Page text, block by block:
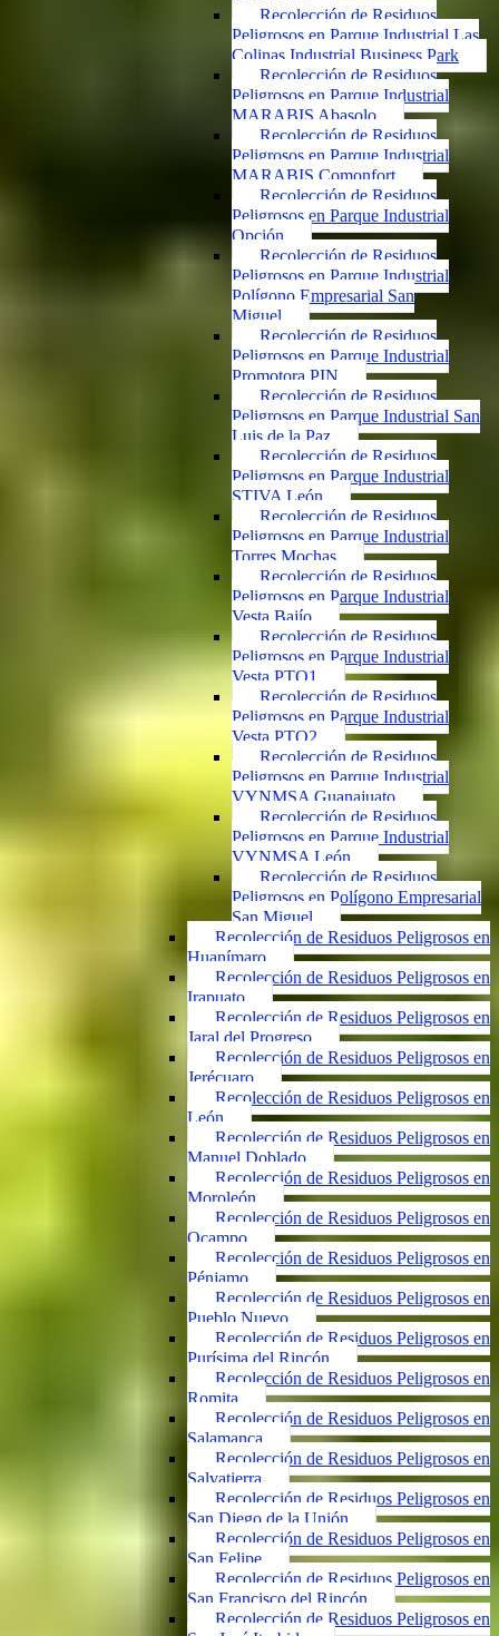
Recolección de Residuos
Peligrosos en Parque Industrial Las
Colinas Industrial Business Park
Recolección de Residuos
Peligrosos en Parque Industrial
MARABIS Abasolo
Recolección de Residuos
Peligrosos en Parque Industrial
MARABIS Comonfort
Recolección de Residuos
Peligrosos en Parque Industrial
Opción
Recolección de Residuos
Peligrosos en Parque Industrial
Polígono Empresarial San
Miguel
Recolección de Residuos
Peligrosos en Parque Industrial
Promotora PIN
Recolección de Residuos
Peligrosos en Parque Industrial San
Luis de la Paz
Recolección de Residuos
Peligrosos en Parque Industrial
STIVA León
Recolección de Residuos
Peligrosos en Parque Industrial
Torres Mochas
Recolección de Residuos
Peligrosos en Parque Industrial
Vesta Bajío
Recolección de Residuos
Peligrosos en Parque Industrial
Vesta PTO1
Recolección de Residuos
Peligrosos en Parque Industrial
Vesta PTO2
Recolección de Residuos
Peligrosos en Parque Industrial
VYNMSA Guanajuato
Recolección de Residuos
Peligrosos en Parque Industrial
VYNMSA León
Recolección de Residuos
Peligrosos en Polígono Empresarial
San Miguel
Recolección de Residuos Peligrosos en
Huanímaro
Recolección de Residuos Peligrosos en
Irapuato
Recolección de Residuos Peligrosos en
Jaral del Progreso
Recolección de Residuos Peligrosos en
Jerécuaro
Recolección de Residuos Peligrosos en
León
Recolección de Residuos Peligrosos en
Manuel Doblado
Recolección de Residuos Peligrosos en
Moroleón
Recolección de Residuos Peligrosos en
Ocampo
Recolección de Residuos Peligrosos en
Pénjamo
Recolección de Residuos Peligrosos en
Pueblo Nuevo
Recolección de Residuos Peligrosos en
Purísima del Rincón
Recolección de Residuos Peligrosos en
Romita
Recolección de Residuos Peligrosos en
Salamanca
Recolección de Residuos Peligrosos en
Salvatierra
Recolección de Residuos Peligrosos en
San Diego de la Unión
Recolección de Residuos Peligrosos en
San Felipe
Recolección de Residuos Peligrosos en
San Francisco del Rincón
Recolección de Residuos Peligrosos en